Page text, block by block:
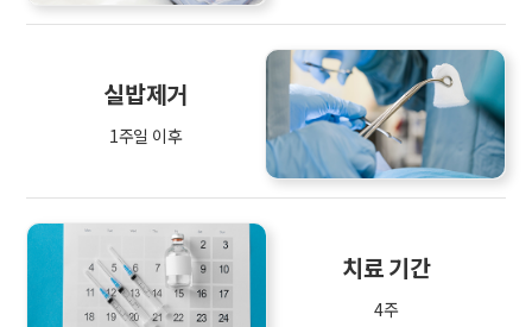
실밥제거
1주일 이후
치료 기간
4주